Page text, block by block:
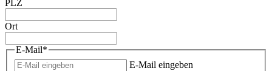
PLZ
Ort
E-Mail*
E-Mail eingeben